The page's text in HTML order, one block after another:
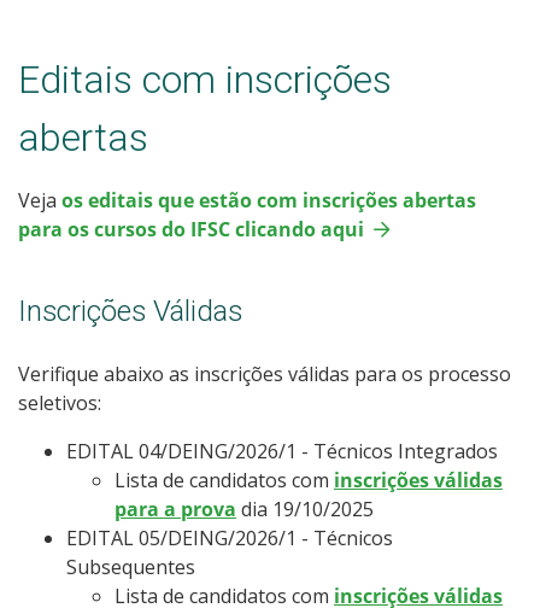
Processos Seletivos
Inscrições e acompanhamento
Cotas
Provas e Gabaritos
Editais com inscrições
abertas
Veja os editais que estão com inscrições abertas
para os cursos do IFSC clicando aqui
Inscrições Válidas
Verifique abaixo as inscrições válidas para os processo
seletivos:
EDITAL 04/DEING/2026/1 - Técnicos Integrados
Lista de candidatos com inscrições válidas
para a prova dia 19/10/2025
EDITAL 05/DEING/2026/1 - Técnicos
Subsequentes
Lista de candidatos com inscrições válidas